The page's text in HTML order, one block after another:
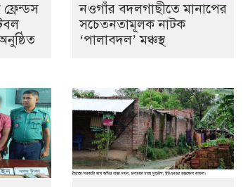
নওগাঁর বদলগাছীতে মানাপের
সচেতনতামূলক নাটক
‘পালাবদল’ মঞ্চস্থ